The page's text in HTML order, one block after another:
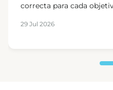
correcta para cada
financiar una vivienda,
29 Jul 2026